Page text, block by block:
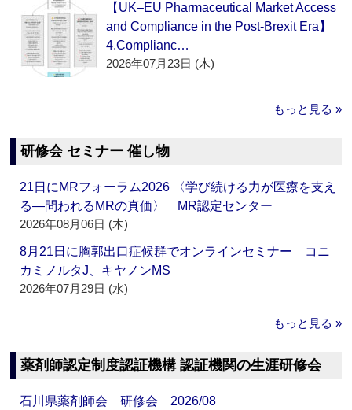
【UK–EU Pharmaceutical Market Access
and Compliance in the Post-Brexit Era】
4.Complianc…
2026年07月23日 (木)
もっと見る »
研修会 セミナー 催し物
21日にMRフォーラム2026 〈学び続ける力が医療を支え
る―問われるMRの真価〉 MR認定センター
2026年08月06日 (木)
8月21日に胸郭出口症候群でオンラインセミナー コニ
カミノルタJ、キヤノンMS
2026年07月29日 (水)
もっと見る »
薬剤師認定制度認証機構 認証機関の生涯研修会
石川県薬剤師会 研修会 2026/08